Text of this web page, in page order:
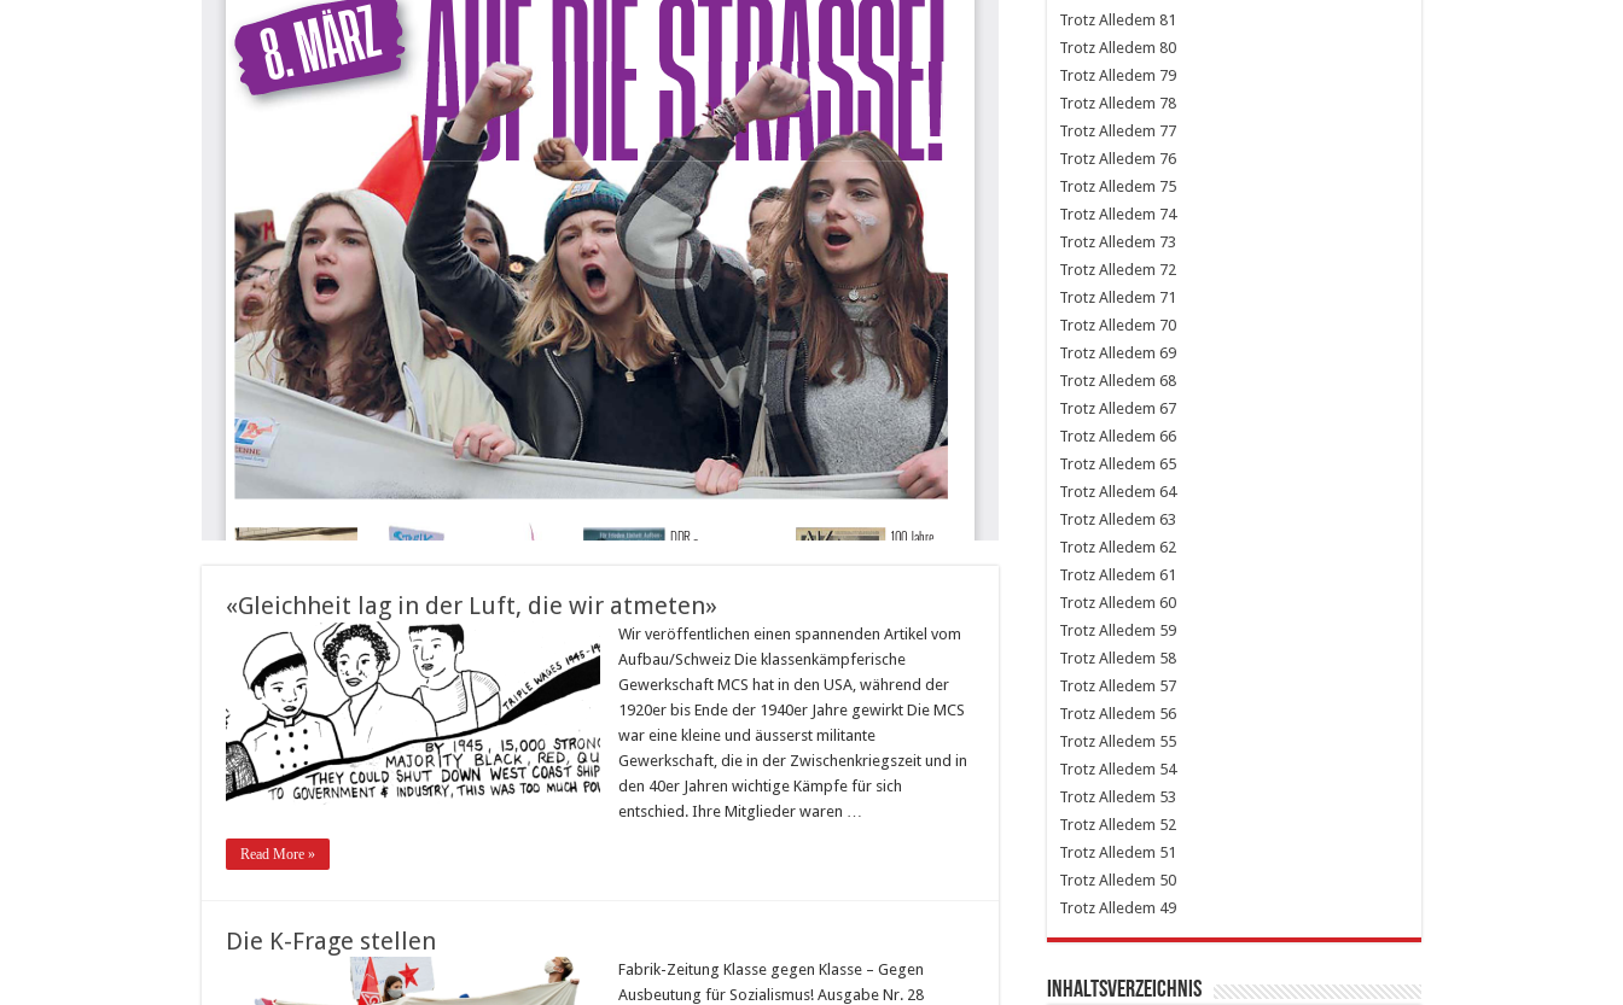
«Gleichheit lag in der Luft, die wir atmeten»
Wir veröffentlichen einen spannenden Artikel vom
Aufbau/Schweiz Die klassenkämpferische
Gewerkschaft MCS hat in den USA, während der
1920er bis Ende der 1940er Jahre gewirkt Die MCS
war eine kleine und äusserst militante
Gewerkschaft, die in der Zwischenkriegszeit und in
den 40er Jahren wichtige Kämpfe für sich
entschied. Ihre Mitglieder waren …
Read More »
Die K-Frage stellen
Fabrik-Zeitung Klasse gegen Klasse – Gegen
Ausbeutung für Sozialismus! Ausgabe Nr. 28
81
80
79
78
77
76
75
74
73
72
71
70
69
68
67
66
65
64
63
62
61
60
59
58
57
56
55
54
53
52
51
50
49
Inhaltsverzeichnis